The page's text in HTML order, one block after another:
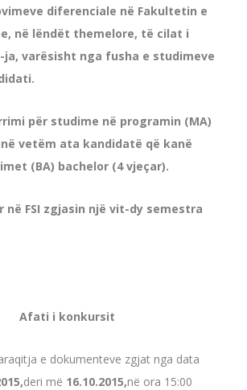
diferenciale në Fakultetin e
në lëndët themelore, të cilat i
ja, varësisht nga fusha e studimeve
për studime në programin (MA)
vetëm ata kandidatë që kanë
(BA) bachelor (4 vjeçar).
FSI zgjasin një vit-dy semestra
Afati i konkursit
e dokumenteve zgjat nga data
deri më 16.10.2015,në ora 15:00